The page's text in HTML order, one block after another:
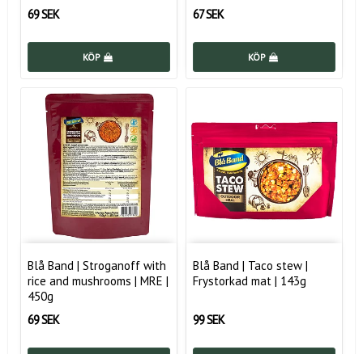
69 SEK
KÖP
67 SEK
KÖP
Blå Band | Stroganoff with
rice and mushrooms | MRE |
450g
69 SEK
Blå Band | Taco stew |
Frystorkad mat | 143g
99 SEK